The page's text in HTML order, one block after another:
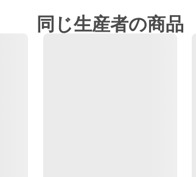
同じ生産者の商品